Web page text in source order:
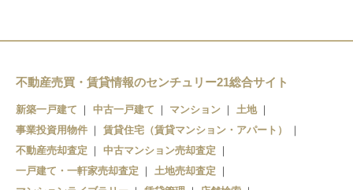
不動産売買・賃貸情報のセンチュリー21総合サイト
新築一戸建て 中古一戸建て マンション
土地
事業投資用物件
賃貸住宅（賃貸マンション・アパート）
不動産売却査定
中古マンション売却査定
一戸建て・一軒家売却査定
土地売却査定